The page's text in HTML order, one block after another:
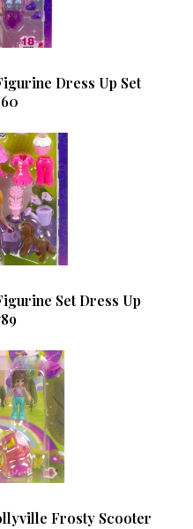
Dress Up Set
Set Dress Up
Frosty Scooter